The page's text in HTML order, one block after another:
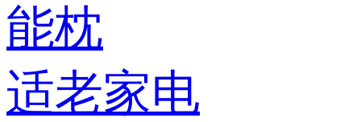
能枕
适老家电